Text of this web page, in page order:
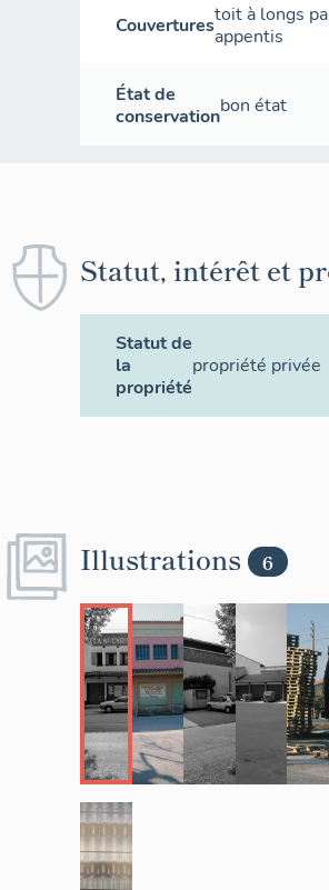
1940
rez-de-
(peint sur
Couverturestoit à longs
appentis
État de
conservationbon état
Statut, intérêt et
Statut de
la
propriété
propriété privée
Illustrations 6